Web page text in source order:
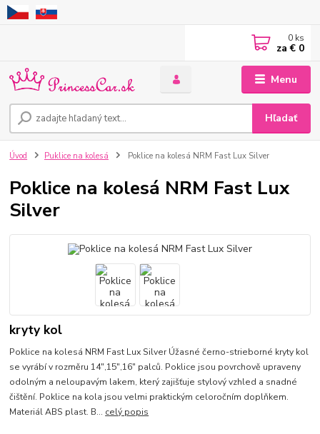
Menu
Hľadať
0 ks
za € 0
Úvod Puklice na kolesá Poklice na kolesá NRM Fast Lux Silver
Poklice na kolesá NRM Fast Lux
Silver
kryty kol
Poklice na kolesá NRM Fast Lux Silver Úžasné černo-strieborné kryty kol
se vyrábí v rozměru 14",15",16" palců. Poklice jsou povrchově upraveny
odolným a neloupavým lakem, který zajišťuje stylový vzhled a snadné
čištění. Poklice na kola jsou velmi praktickým celoročním doplňkem.
Materiál ABS plast. B... celý popis